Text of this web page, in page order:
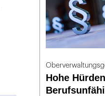
Hohe